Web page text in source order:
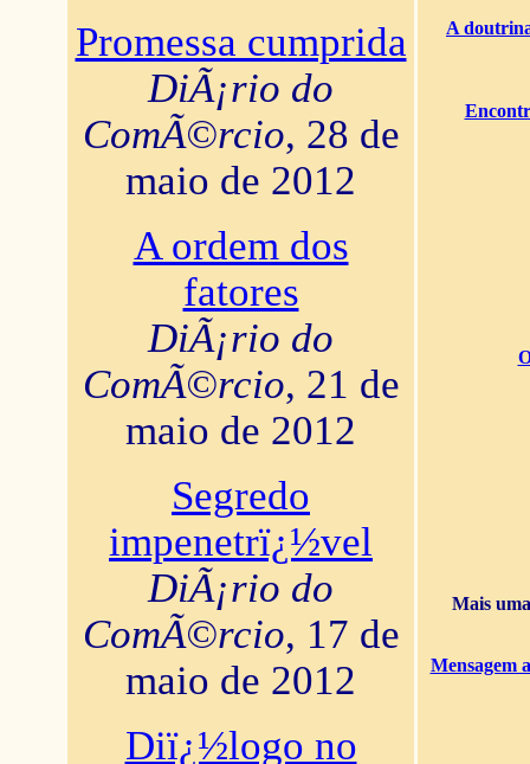
Promessa cumprida
DiÃ¡rio do
ComÃ©rcio, 28 de
maio de 2012
A ordem dos
fatores
DiÃ¡rio do
ComÃ©rcio, 21 de
maio de 2012
Segredo
impenetrï¿½vel
DiÃ¡rio do
ComÃ©rcio, 17 de
maio de 2012
Diï¿½logo no
A
Mais
Mensagem